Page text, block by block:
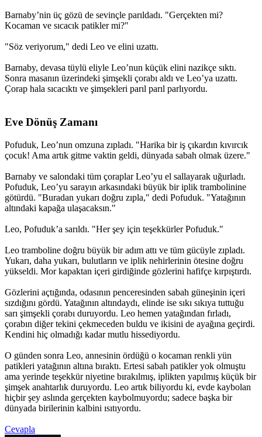
Barnaby’nin üç gözü de sevinçle parıldadı. "Gerçekten mi?
Kocaman ve sıcacık patikler mi?"
"Söz veriyorum," dedi Leo ve elini uzattı.
Barnaby, devasa tüylü eliyle Leo’nun küçük elini nazikçe sıktı.
Sonra masanın üzerindeki şimşekli çorabı aldı ve Leo’ya uzattı.
Çorap hala sıcacıktı ve şimşekleri parıl parıl parlıyordu.
Eve Dönüş Zamanı​
Pofuduk, Leo’nun omzuna zıpladı. "Harika bir iş çıkardın kıvırcık
çocuk! Ama artık gitme vaktin geldi, dünyada sabah olmak üzere."
Barnaby ve salondaki tüm çoraplar Leo’yu el sallayarak uğurladı.
Pofuduk, Leo’yu sarayın arkasındaki büyük bir iplik trambolinine
götürdü. "Buradan yukarı doğru zıpla," dedi Pofuduk. "Yatağının
altındaki kapağa ulaşacaksın."
Leo, Pofuduk’a sarıldı. "Her şey için teşekkürler Pofuduk."
Leo tramboline doğru büyük bir adım attı ve tüm gücüyle zıpladı.
Yukarı, daha yukarı, bulutların ve iplik nehirlerinin ötesine doğru
yükseldi. Mor kapaktan içeri girdiğinde gözlerini hafifçe kırpıştırdı.
Gözlerini açtığında, odasının penceresinden sabah güneşinin içeri
sızdığını gördü. Yatağının altındaydı, elinde ise sıkı sıkıya tuttuğu
sarı şimşekli çorabı duruyordu. Leo hemen yatağından fırladı,
çorabın diğer tekini çekmeceden buldu ve ikisini de ayağına geçirdi.
Kendini hiç olmadığı kadar mutlu hissediyordu.
O günden sonra Leo, annesinin ördüğü o kocaman renkli yün
patikleri yatağının altına bıraktı. Ertesi sabah patikler yok olmuştu
ama yerinde teşekkür niyetine bırakılmış, iplikten yapılmış küçük bir
şimşek anahtarlık duruyordu. Leo artık biliyordu ki, evde kaybolan
hiçbir şey aslında gerçekten kaybolmuyordu; sadece başka bir
dünyada birilerinin kalbini ısıtıyordu.
Cevapla